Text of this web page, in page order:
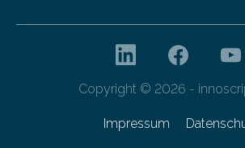
Copyright © 2026 -
Impressum